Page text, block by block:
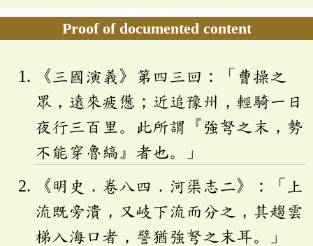
Proof of documented content
《三國演義》第四三回：「曹操之
眾，遠來疲憊；近追豫州，輕騎一日
夜行三百里。此所謂『強弩之末，勢
不能穿魯縞』者也。」
《明史．卷八四．河渠志二》：「上
流既旁潰，又岐下流而分之，其趨雲
梯入海口者，譬猶強弩之末耳。」